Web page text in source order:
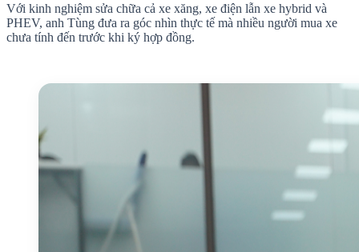
Với kinh nghiệm sửa chữa cả xe xăng, xe điện lẫn xe hybrid và
PHEV, anh Tùng đưa ra góc nhìn thực tế mà nhiều người mua xe
chưa tính đến trước khi ký hợp đồng.